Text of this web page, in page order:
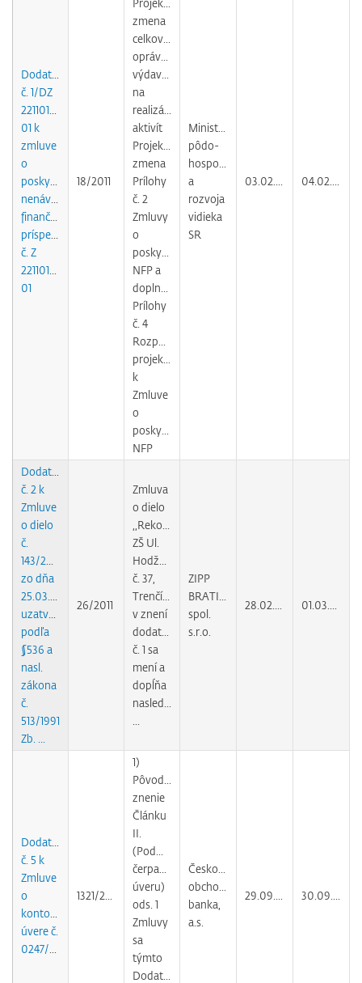
Dodatok
č. 1/DZ
2211012054501
01 k
zmluve
o
poskytnutí
nenávratného
finančného
príspevku
č. Z
22110120545
01
18/2011
Projektu,
zmena
celkových
oprávnených
výdavkov
na
realizáciu
aktivít
Projektu,
zmena
Prílohy
č. 2
Zmluvy
o
poskytnutí
NFP a
doplnenie
Prílohy
č. 4
Rozpočet
projektu
k
Zmluve
o
poskytnutí
NFP
Ministerstvo
pôdo-
hospodárstva
a
rozvoja
vidieka
SR
Dodatok
č. 2 k
Zmluve
o dielo
č.
143/2010
zo dňa
25.03.2010
uzatvorenej
podľa
§536 a
nasl.
zákona
č.
513/1991
Zb. ...
26/2011
Zmluva
o dielo
,,Rekonštrukcia
ZŠ Ul.
Hodžova
č. 37,
Trenčín"
v znení
dodatku
č. 1 sa
mení a
dopĺňa
nasledovne
ZIPP
BRATISLAVA,
spol.
s.r.o.
Dodatok
č. 5 k
Zmluve
o
kontokorentnom
úvere č.
1)
Pôvodné
znenie
Článku
II.
(Podmienky
čerpania
úveru)
ods. 1
Zmluvy
sa
týmto
Dodatkom
Československá
obchodná
banka,
a.s.